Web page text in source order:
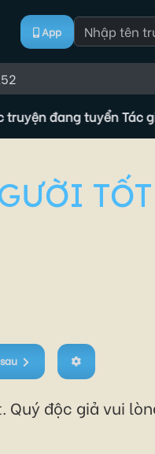
App
đang tuyển Tác giả,
độc giả vui